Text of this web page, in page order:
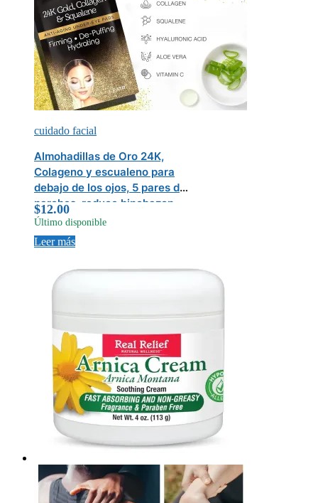
cuidado facial
Almohadillas de Oro 24K,
Colageno y escualeno para
debajo de los ojos, 5 pares de
parches, reduce hinchazon,
arrugas, círculos oscuros,
Clear Beauty, Anti-aging
under-eye pads
$12.00
Último disponible
Leer más